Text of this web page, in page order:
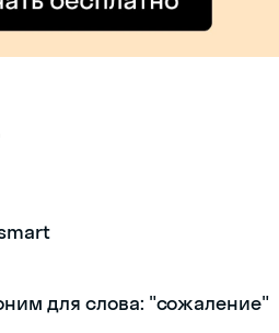
для слова: "сожаление"